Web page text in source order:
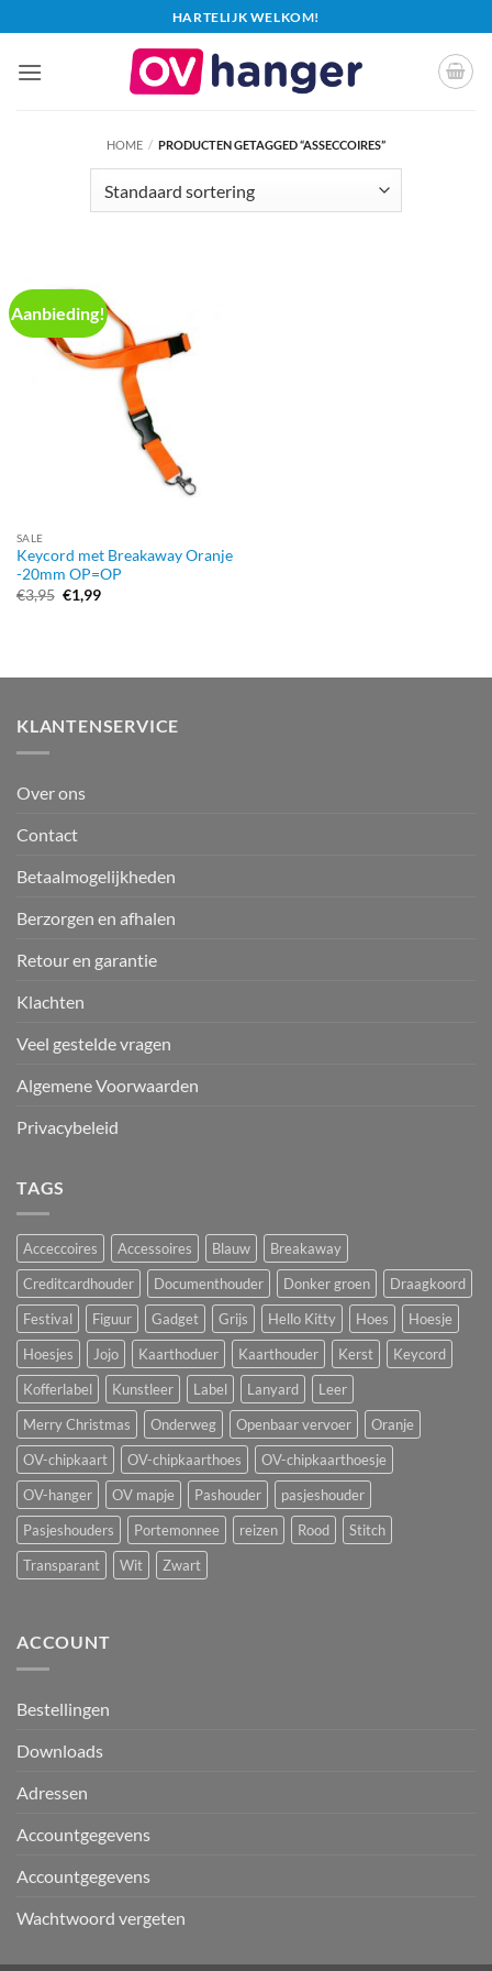
naar
inhoud
HARTELIJK WELKOM!
HOME / PRODUCTEN GETAGGED “ASSECCOIRES”
Aanbieding!
SALE
Keycord met Breakaway Oranje
-20mm OP=OP
€3,95 Oorspronkelijke
prijs
€1,99Huidige
KLANTENSERVICE
Over ons
Contact
Betaalmogelijkheden
Berzorgen en afhalen
Retour en garantie
Klachten
Veel gestelde vragen
Algemene Voorwaarden
Privacybeleid
TAGS
Acceccoires Accessoires Blauw
Breakaway
Creditcardhouder
Documenthouder Donker groen
Draagkoord
Festival
Figuur Gadget Grijs Hello Kitty Hoes
Hoesje
Hoesjes
Jojo Kaarthoduer Kaarthouder Kerst
Keycord
Kofferlabel
Kunstleer Label Lanyard
Leer
Merry Christmas
Onderweg Openbaar vervoer
Oranje
OV-chipkaart
OV-chipkaarthoes
OV-chipkaarthoesje
OV-hanger
OV mapje Pashouder
pasjeshouder
Pasjeshouders
Portemonnee reizen Rood
Stitch
Transparant
Wit Zwart
ACCOUNT
Bestellingen
Downloads
Adressen
Accountgegevens
Accountgegevens
Wachtwoord vergeten